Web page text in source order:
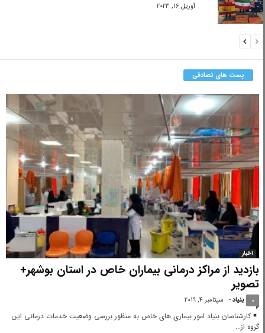
آوریل 16, 2023
پست های تصادفی
اخبار
بازدید از مراکز درمانی بیماران خاص در استان بوشهر+
تصویر
بنیاد - سپتامبر 4, 2019 0
کارشناسان بنیاد امور بیماری های خاص به منظور بررسی وضعیت خدمات درمانی این
گروه از...